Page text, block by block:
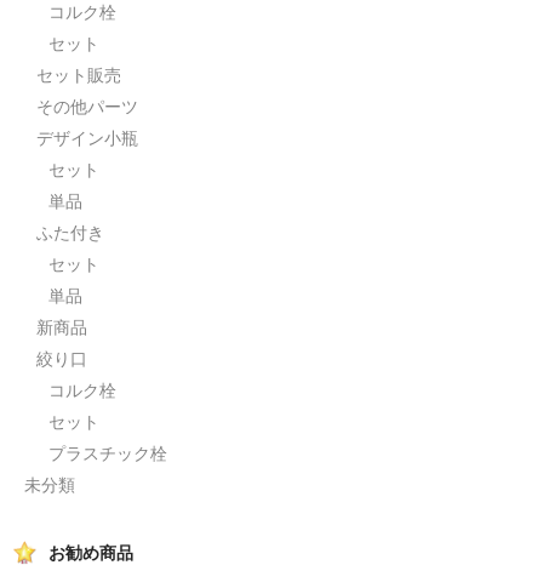
コルク栓
セット
セット販売
その他パーツ
デザイン小瓶
セット
単品
ふた付き
セット
単品
新商品
絞り口
コルク栓
セット
プラスチック栓
未分類
お勧め商品